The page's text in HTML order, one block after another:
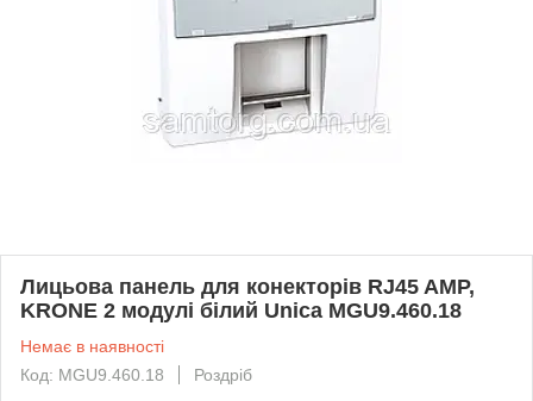
Лицьова панель для конекторів RJ45 AMP,
KRONE 2 модулі білий Unica MGU9.460.18
Немає в наявності
Код: MGU9.460.18
Роздріб